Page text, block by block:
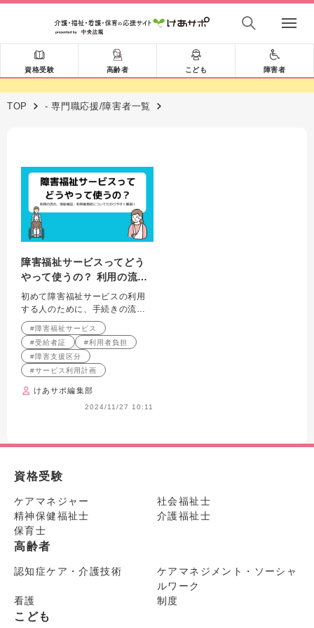
資格受験 高齢者 こども 障害者
TOP - 専門職応援/障害者一覧
障害福祉サービスってどう
やって使うの？ 利用の流
れ、受給者証、利用者負担
についてわかりやすく解
説！
初めて障害福祉サービスの利用
する人のために、手続きの流れ
からお金の話までまるっと解
説！
#障害福祉サービス
#受給者証
#利用者負担
#障害支援区分
#サービス利用計画
けあサポ編集部
2024/11/27 10:11
資格受験
ケアマネジャー
社会福祉士
精神保健福祉士
介護福祉士
保育士
高齢者
認知症ケア・介護技術
ケアマネジメント・ソーシャ
ルワーク
看護
制度
こども